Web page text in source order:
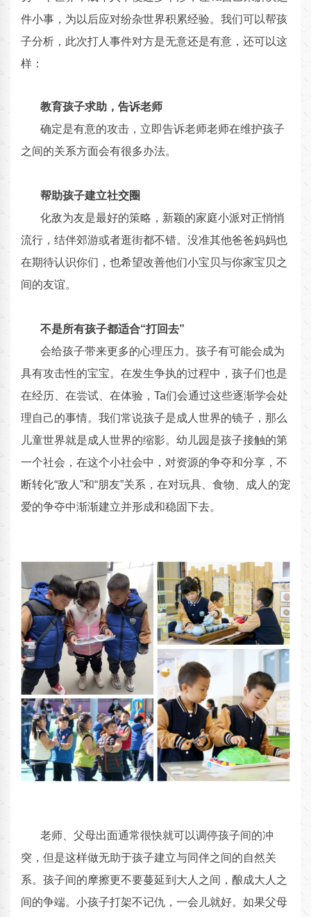
件小事，为以后应对纷杂世界积累经验。我们可以帮孩
子分析，此次打人事件对方是无意还是有意，还可以这
样：
教育孩子求助，告诉老师
确定是有意的攻击，立即告诉老师老师在维护孩子
之间的关系方面会有很多办法。
帮助孩子建立社交圈
化敌为友是最好的策略，新颖的家庭小派对正悄悄
流行，结伴郊游或者逛街都不错。没准其他爸爸妈妈也
在期待认识你们，也希望改善他们小宝贝与你家宝贝之
间的友谊。
不是所有孩子都适合“打回去”
会给孩子带来更多的心理压力。孩子有可能会成为
具有攻击性的宝宝。在发生争执的过程中，孩子们也是
在经历、在尝试、在体验，Ta们会通过这些逐渐学会处
理自己的事情。我们常说孩子是成人世界的镜子，那么
儿童世界就是成人世界的缩影。幼儿园是孩子接触的第
一个社会，在这个小社会中，对资源的争夺和分享，不
断转化“敌人”和“朋友”关系，在对玩具、食物、成人的宠
爱的争夺中渐渐建立并形成和稳固下去。
老师、父母出面通常很快就可以调停孩子间的冲
突，但是这样做无助于孩子建立与同伴之间的自然关
系。孩子间的摩擦更不要蔓延到大人之间，酿成大人之
间的争端。小孩子打架不记仇，一会儿就好。如果父母